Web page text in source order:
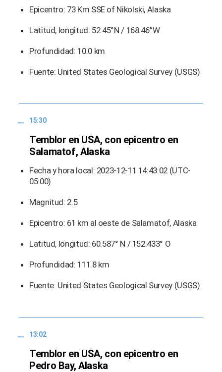
Epicentro: 73 Km SSE of Nikolski, Alaska
Latitud, longitud: 52.45°N / 168.46°W
Profundidad: 10.0 km
Fuente: United States Geological Survey (USGS)
15:30
Temblor en USA, con epicentro en
Salamatof, Alaska
Fecha y hora local: 2023-12-11 14:43:02 (UTC-
05:00)
Magnitud: 2.5
Epicentro: 61 km al oeste de Salamatof, Alaska
Latitud, longitud: 60.587° N / 152.433° O
Profundidad: 111.8 km
Fuente: United States Geological Survey (USGS)
13:02
Temblor en USA, con epicentro en
Pedro Bay, Alaska